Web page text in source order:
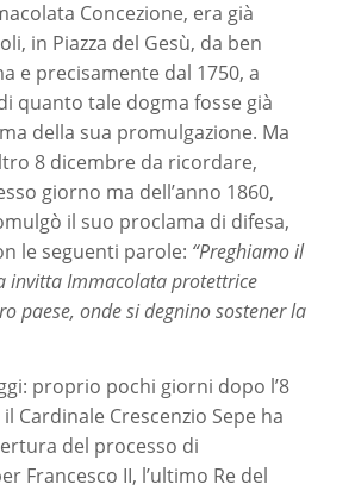
Concezione, era già
in Piazza del Gesù, da ben
e precisamente dal 1750, a
quanto tale dogma fosse già
della sua promulgazione. Ma
8 dicembre da ricordare,
giorno ma dell’anno 1860,
il suo proclama di difesa,
le seguenti parole: “Preghiamo il
invitta Immacolata protettrice
paese, onde si degnino sostener la
proprio pochi giorni dopo l’8
Cardinale Crescenzio Sepe ha
del processo di
Francesco II, l’ultimo Re del